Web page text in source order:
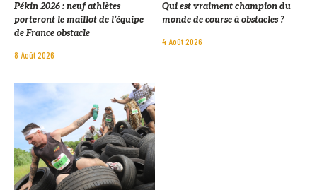
Pékin 2026 : neuf athlètes
porteront le maillot de l’équipe
de France obstacle
8 Août 2026
Qui est vraiment champion du
monde de course à obstacles ?
4 Août 2026